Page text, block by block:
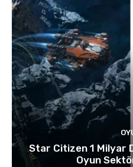
Star Citizen 1 Milyar
Oyun